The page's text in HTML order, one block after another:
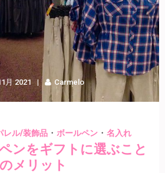
月 2021 Carmelo
レル/装飾品 ・ ボールペン ・ 名入れ
ンをギフトに選ぶこと
のメリット